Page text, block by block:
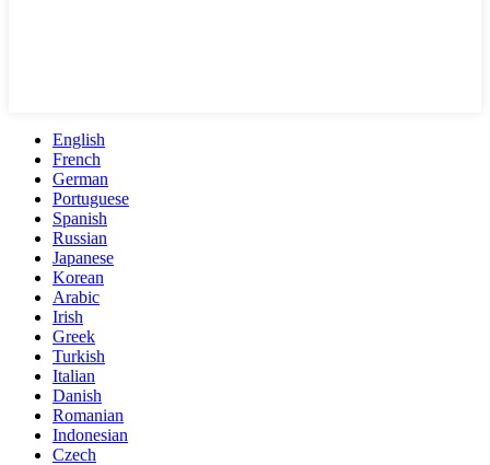
English
French
German
Portuguese
Spanish
Russian
Japanese
Korean
Arabic
Irish
Greek
Turkish
Italian
Danish
Romanian
Indonesian
Czech